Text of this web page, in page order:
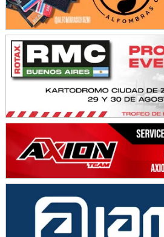
PATAGONICO - F6
Moto Club Reginense (Tierra)
Gral. E. Godoy (Río Negro)
CSK - F7
Juventud Unida (Tierra)
Humboldt (Santa Fe)
NORESTE SANTAFESINO - F6
Ciudad de Avellaneda (Asfalto)
Avellaneda (Santa Fe)
SUR SANTAFESINO - F4
José Samuel Sánchez (Tierra)
Juan Navarro (Asfalto)
El Timbó (Tucumán)